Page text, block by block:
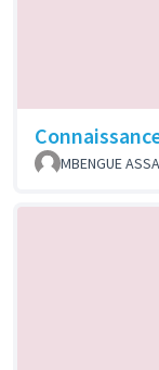
MBENGUE